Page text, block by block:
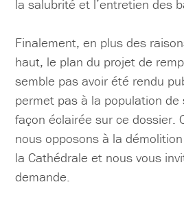
la salubrité et l’entretien des
Finalement, en plus des
haut, le plan du projet de
semble pas avoir été rendu
permet pas à la population de
façon éclairée sur ce dossier.
nous opposons à la
la Cathédrale et nous vous
demande.